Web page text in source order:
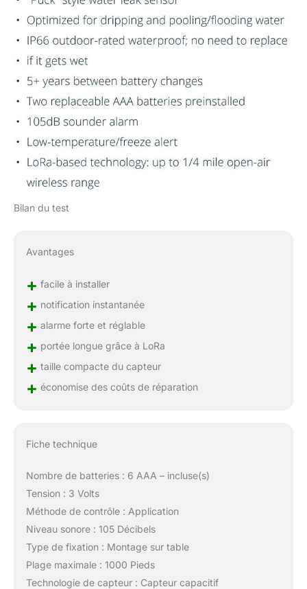
Bilan du test
Avantages
+ facile à installer
+ notification instantanée
+ alarme forte et réglable
+ portée longue grâce à LoRa
+ taille compacte du capteur
+ économise des coûts de réparation
Fiche technique
Nombre de batteries : 6 AAA – incluse(s)
Tension : 3 Volts
Méthode de contrôle : Application
Niveau sonore : 105 Décibels
Type de fixation : Montage sur table
Plage maximale : 1000 Pieds
Technologie de capteur : Capteur capacitif